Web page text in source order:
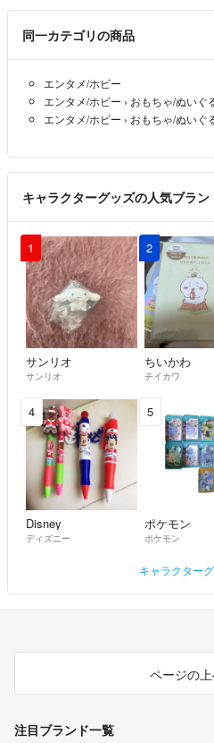
同一カテゴリの商品
エンタメ/ホビー
エンタメ/ホビー › おもちゃ/ぬいぐ
エンタメ/ホビー › おもちゃ/ぬいぐ
キャラクターグッズの人気ブラ
1
サンリオ
サンリオ
2
ちいかわ
チイカワ
4
Disney
ディズニー
5
ポケモン
ポケモン
キャラクター
ページの
注目ブランド一覧